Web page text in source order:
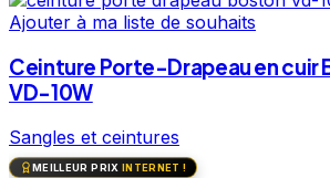
Ajouter à ma liste de souhaits
Ceinture Porte-Drapeau en cuir
VD-10W
Sangles et ceintures
MEILLEUR PRIX INTERNET !